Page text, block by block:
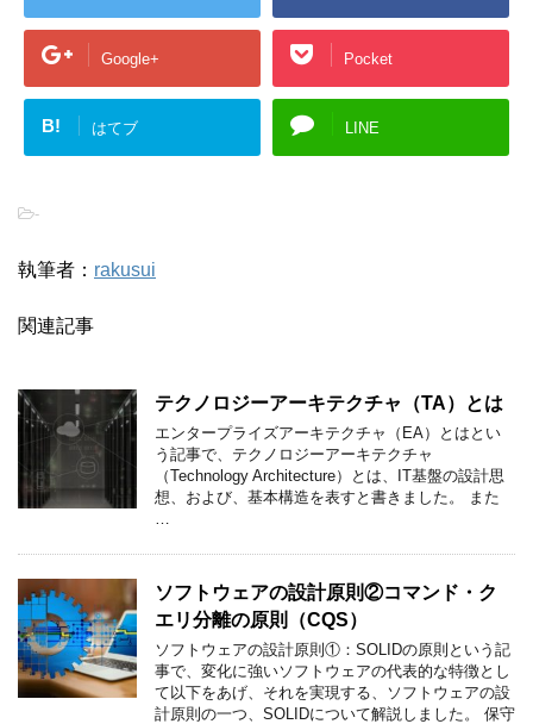
Google+ Pocket
B! はてブ LINE
-
執筆者： rakusui
関連記事
テクノロジーアーキテクチャ（TA）とは
エンタープライズアーキテクチャ（EA）とはとい
う記事で、テクノロジーアーキテクチャ
（Technology Architecture）とは、IT基盤の設計思
想、および、基本構造を表すと書きました。 また
…
ソフトウェアの設計原則②コマンド・ク
エリ分離の原則（CQS）
ソフトウェアの設計原則①：SOLIDの原則という記
事で、変化に強いソフトウェアの代表的な特徴とし
て以下をあげ、それを実現する、ソフトウェアの設
計原則の一つ、SOLIDについて解説しました。 保守